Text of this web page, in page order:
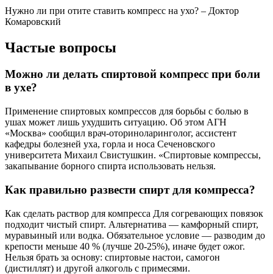
Нужно ли при отите ставить компресс на ухо? – Доктор
Комаровский
Частые вопросы
Можно ли делать спиртовой компресс при боли
в ухе?
Применение спиртовых компрессов для борьбы с болью в
ушах может лишь ухудшить ситуацию. Об этом АГН
«Москва» сообщил врач-оториноларинголог, ассистент
кафедры болезней уха, горла и носа Сеченовского
университета Михаил Свистушкин. «Спиртовые компрессы,
закапывание борного спирта использовать нельзя.
Как правильно развести спирт для компресса?
Как сделать раствор для компресса Для согревающих повязок
подходит чистый спирт. Альтернатива — камфорный спирт,
муравьиный или водка. Обязательное условие — разводим до
крепости меньше 40 % (лучше 20-25%), иначе будет ожог.
Нельзя брать за основу: спиртовые настои, самогон
(дистиллят) и другой алкоголь с примесями.